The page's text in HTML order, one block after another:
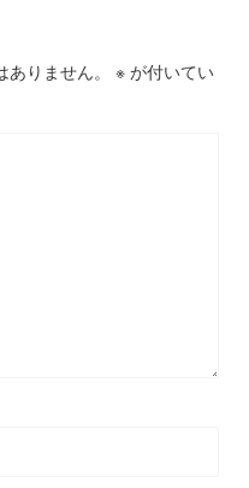
りません。 ※ が付いてい